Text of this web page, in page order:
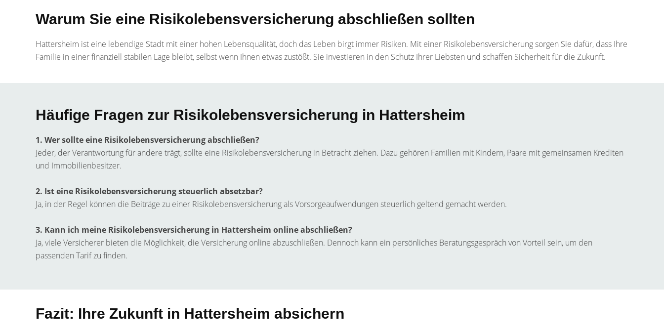
Warum Sie eine Risikolebensversicherung abschließen sollten
Hattersheim ist eine lebendige Stadt mit einer hohen Lebensqualität, doch das Leben birgt immer Risiken. Mit einer Risikolebensversicherung sorgen Sie dafür, dass Ihre
Familie in einer finanziell stabilen Lage bleibt, selbst wenn Ihnen etwas zustößt. Sie investieren in den Schutz Ihrer Liebsten und schaffen Sicherheit für die Zukunft.
Häufige Fragen zur Risikolebensversicherung in Hattersheim
1. Wer sollte eine Risikolebensversicherung abschließen?
Jeder, der Verantwortung für andere trägt, sollte eine Risikolebensversicherung in Betracht ziehen. Dazu gehören Familien mit Kindern, Paare mit gemeinsamen Krediten
und Immobilienbesitzer.
2. Ist eine Risikolebensversicherung steuerlich absetzbar?
Ja, in der Regel können die Beiträge zu einer Risikolebensversicherung als Vorsorgeaufwendungen steuerlich geltend gemacht werden.
3. Kann ich meine Risikolebensversicherung in Hattersheim online abschließen?
Ja, viele Versicherer bieten die Möglichkeit, die Versicherung online abzuschließen. Dennoch kann ein persönliches Beratungsgespräch von Vorteil sein, um den
passenden Tarif zu finden.
Fazit: Ihre Zukunft in Hattersheim absichern